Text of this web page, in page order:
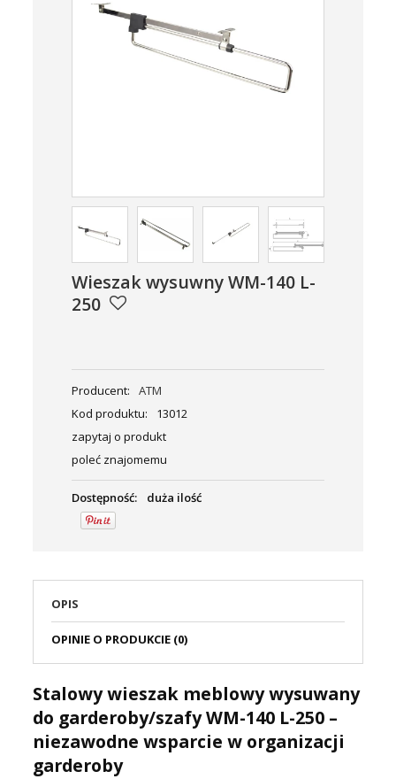
Wieszak wysuwny WM-140 L-
250
Producent:
ATM
Kod produktu:
13012
zapytaj o produkt
poleć znajomemu
Dostępność: duża ilość
OPIS
OPINIE O PRODUKCIE (0)
Stalowy wieszak meblowy wysuwany
do garderoby/szafy WM-140 L-250 –
niezawodne wsparcie w organizacji
garderoby